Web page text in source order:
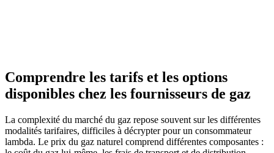
Comprendre les tarifs et les options
disponibles chez les fournisseurs de gaz
La complexité du marché du gaz repose souvent sur les différentes
modalités tarifaires, difficiles à décrypter pour un consommateur
lambda. Le prix du gaz naturel comprend différentes composantes :